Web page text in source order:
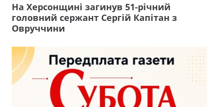
На Херсонщині загинув 51-річний
головний сержант Сергій Капітан з
Овруччини